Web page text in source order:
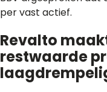
per vast actief.
Revalto
restwaarde